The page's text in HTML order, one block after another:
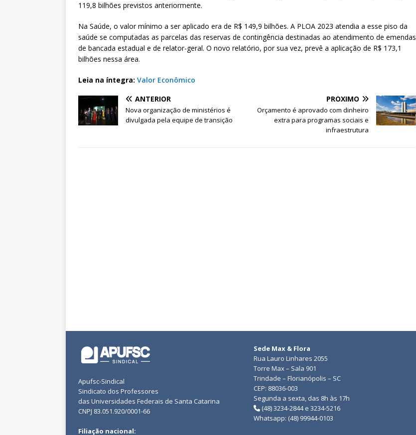
119,8 bilhões previstos anteriormente.
Na Saúde, o valor mínimo a ser aplicado era de R$ 149,9 bilhões. A PLOA 2023 atendia a esse piso da
saúde se computadas as parcelas das reservas de contingência destinadas ao atendimento de emendas
de bancada estadual e de relator-geral. O novo relatório, por sua vez, prevê a aplicação de R$ 173,1
bilhões nessa área.
Leia na íntegra: Valor Econômico
ANTERIOR
Nova organização de ministérios é
divulgada pela equipe de transição
PRÓXIMO
Orçamento é aprovado com dinheiro
extra para programas sociais e
infraestrutura
Apufsc-Sindical
Sindicato dos Professores
das Universidades Federais de Santa Catarina
CNPJ 83.051.920/0001-66
Filiação nacional:
Sede Max & Flora
Rua Lauro Linhares 2055
Torre Max – Sala 901
Trindade – Florianópolis – SC
CEP: 88036-003
Segunda a sexta, das 8h às 17h
(48) 3234-2844 e 3234-5216
Whatsapp: (48) 99944-0103